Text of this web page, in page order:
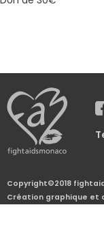
Copyright©2018
Création graphique et